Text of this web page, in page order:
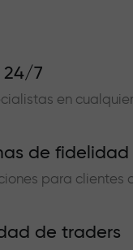
24/7
en
de fidelidad
para clientes
de traders